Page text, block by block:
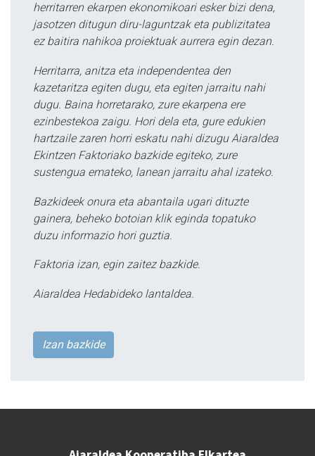
herritarren ekarpen ekonomikoari esker bizi dena,
jasotzen ditugun diru-laguntzak eta publizitatea
ez baitira nahikoa proiektuak aurrera egin dezan.
Herritarra, anitza eta independentea den
kazetaritza egiten dugu, eta egiten jarraitu nahi
dugu. Baina horretarako, zure ekarpena ere
ezinbestekoa zaigu. Hori dela eta, gure edukien
hartzaile zaren horri eskatu nahi dizugu Aiaraldea
Ekintzen Faktoriako bazkide egiteko, zure
sustengua emateko, lanean jarraitu ahal izateko.
Bazkideek onura eta abantaila ugari dituzte
gainera, beheko botoian klik eginda topatuko
duzu informazio hori guztia.
Faktoria izan, egin zaitez bazkide.
Aiaraldea Hedabideko lantaldea.
Izan bazkide